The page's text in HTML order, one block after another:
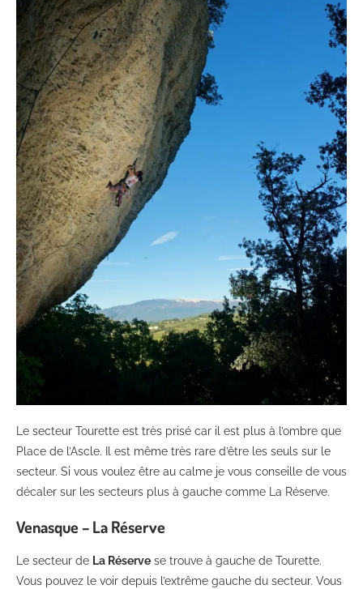
Le secteur Tourette est très prisé car il est plus à l’ombre que
Place de l’Ascle. Il est même très rare d’être les seuls sur le
secteur. Si vous voulez être au calme je vous conseille de vous
décaler sur les secteurs plus à gauche comme La Réserve.
Venasque – La Réserve
Le secteur de La Réserve se trouve à gauche de Tourette.
Vous pouvez le voir depuis l’extrême gauche du secteur. Vous